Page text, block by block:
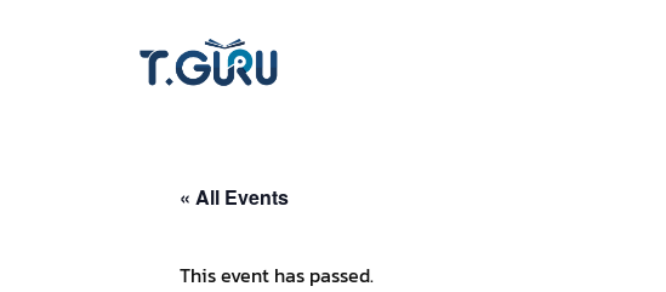
« All Events
This event has passed.